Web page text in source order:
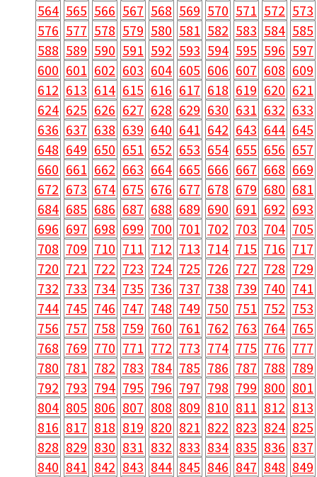
564 565 566 567 568 569 570 571 572 573
576 577 578 579 580 581 582 583 584 585
588 589 590 591 592 593 594 595 596 597
600 601 602 603 604 605 606 607 608 609
612 613 614 615 616 617 618 619 620 621
624 625 626 627 628 629 630 631 632 633
636 637 638 639 640 641 642 643 644 645
648 649 650 651 652 653 654 655 656 657
660 661 662 663 664 665 666 667 668 669
672 673 674 675 676 677 678 679 680 681
684 685 686 687 688 689 690 691 692 693
696 697 698 699 700 701 702 703 704 705
708 709 710 711 712 713 714 715 716 717
720 721 722 723 724 725 726 727 728 729
732 733 734 735 736 737 738 739 740 741
744 745 746 747 748 749 750 751 752 753
756 757 758 759 760 761 762 763 764 765
768 769 770 771 772 773 774 775 776 777
780 781 782 783 784 785 786 787 788 789
792 793 794 795 796 797 798 799 800 801
804 805 806 807 808 809 810 811 812 813
816 817 818 819 820 821 822 823 824 825
828 829 830 831 832 833 834 835 836 837
840 841 842 843 844 845 846 847 848 849